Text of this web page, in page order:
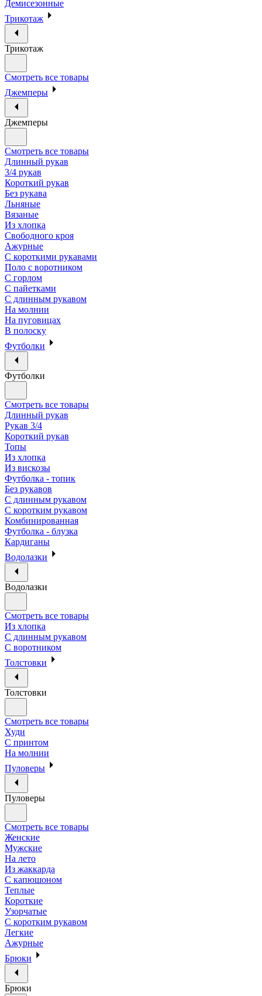
Демисезонные
Трикотаж
Трикотаж
Смотреть все товары
Джемперы
Джемперы
Смотреть все товары
Длинный рукав
3/4 рукав
Короткий рукав
Без рукава
Льняные
Вязаные
Из хлопка
Свободного кроя
Ажурные
С короткими рукавами
Поло с воротником
С горлом
С пайетками
С длинным рукавом
На молнии
На пуговицах
В полоску
Футболки
Футболки
Смотреть все товары
Длинный рукав
Рукав 3/4
Короткий рукав
Топы
Из хлопка
Из вискозы
Футболка - топик
Без рукавов
С длинным рукавом
С коротким рукавом
Комбинированная
Футболка - блузка
Кардиганы
Водолазки
Водолазки
Смотреть все товары
Из хлопка
С длинным рукавом
С воротником
Толстовки
Толстовки
Смотреть все товары
Худи
С принтом
На молнии
Пуловеры
Пуловеры
Смотреть все товары
Женские
Мужские
На лето
Из жаккарда
С капюшоном
Теплые
Короткие
Узорчатые
С коротким рукавом
Легкие
Ажурные
Брюки
Брюки